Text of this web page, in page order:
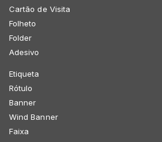
Cartão de Visita
Folheto
Folder
Adesivo
Etiqueta
Rótulo
Banner
Wind Banner
Faixa